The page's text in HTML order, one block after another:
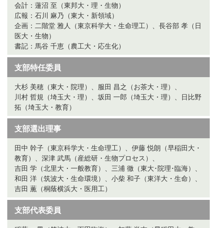
会計：蓮沼 至（東邦大・理・生物）
広報：石川 麻乃（東大・新領域）
企画：二階堂 雅人（東京科学大・生命理工）、長谷部 孝（日
医大・生物）
書記：馬谷 千恵（農工大・応生化）
支部特任委員
大杉 美穂（東大・院理）、服田 昌之（お茶大・理）、
川村 哲規（埼玉大・理）、坂田 一郎（埼玉大・理）、日比野
拓（埼玉大・教育）
支部選出理事
田中 幹子（東京科学大・生命理工）、伊藤 悦朗（早稲田大・
教育）、深津 武馬（産総研・生物プロセス）、
吉田 学（北里大・一般教育）、三浦 徹（東大･院理･臨海）、
和田 洋（筑波大・生命環境）、小柴 和子（東洋大・生命）、
吉田 薫（桐蔭横浜大・医用工）
支部代表委員